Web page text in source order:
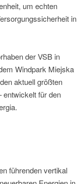
um echten
in
der VSB in
Windpark Miejska
aktuell größten
entwickelt für den
führenden vertikal